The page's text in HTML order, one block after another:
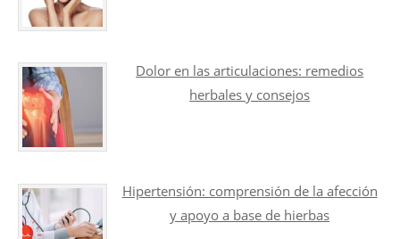
Dolor en las articulaciones: remedios
herbales y consejos
Hipertensión: comprensión de la afección
y apoyo a base de hierbas